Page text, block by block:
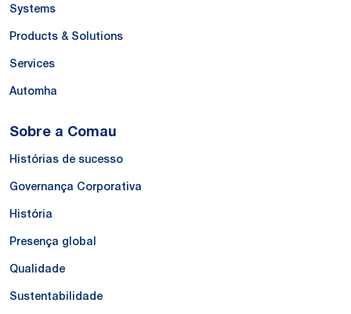
Systems
Products & Solutions
Services
Automha
Sobre a Comau
Histórias de sucesso
Governança Corporativa
História
Presença global
Qualidade
Sustentabilidade